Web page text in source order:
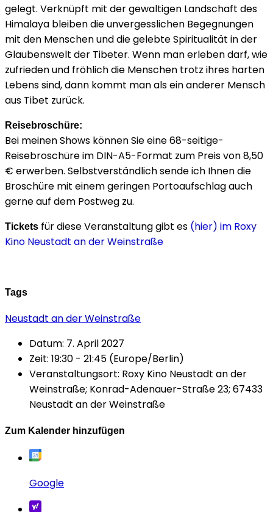
gelegt. Verknüpft mit der gewaltigen Landschaft des
Himalaya bleiben die unvergesslichen Begegnungen
mit den Menschen und die gelebte Spiritualität in der
Glaubenswelt der Tibeter. Wenn man erleben darf, wie
zufrieden und fröhlich die Menschen trotz ihres harten
Lebens sind, dann kommt man als ein anderer Mensch
aus Tibet zurück.
Reisebroschüre:
Bei meinen Shows können Sie eine 68-seitige-
Reisebroschüre im DIN-A5-Format zum Preis von 8,50
€ erwerben. Selbstverständlich sende ich Ihnen die
Broschüre mit einem geringen Portoaufschlag auch
gerne auf dem Postweg zu.
Tickets für diese Veranstaltung gibt es (hier) im Roxy
Kino Neustadt an der Weinstraße
Tags
Neustadt an der Weinstraße
Datum: 7. April 2027
Zeit: 19:30 - 21:45 (Europe/Berlin)
Veranstaltungsort: Roxy Kino Neustadt an der
Weinstraße; Konrad-Adenauer-Straße 23; 67433
Neustadt an der Weinstraße
Zum Kalender hinzufügen
Google